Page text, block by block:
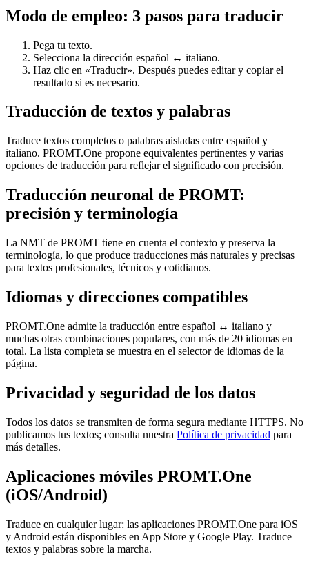
Modo de empleo: 3 pasos para traducir
Pega tu texto.
Selecciona la dirección español ↔ italiano.
Haz clic en «Traducir». Después puedes editar y copiar el
resultado si es necesario.
Traducción de textos y palabras
Traduce textos completos o palabras aisladas entre español y
italiano. PROMT.One propone equivalentes pertinentes y varias
opciones de traducción para reflejar el significado con precisión.
Traducción neuronal de PROMT:
precisión y terminología
La NMT de PROMT tiene en cuenta el contexto y preserva la
terminología, lo que produce traducciones más naturales y precisas
para textos profesionales, técnicos y cotidianos.
Idiomas y direcciones compatibles
PROMT.One admite la traducción entre español ↔ italiano y
muchas otras combinaciones populares, con más de 20 idiomas en
total. La lista completa se muestra en el selector de idiomas de la
página.
Privacidad y seguridad de los datos
Todos los datos se transmiten de forma segura mediante HTTPS. No
publicamos tus textos; consulta nuestra Política de privacidad para
más detalles.
Aplicaciones móviles PROMT.One
(iOS/Android)
Traduce en cualquier lugar: las aplicaciones PROMT.One para iOS
y Android están disponibles en App Store y Google Play. Traduce
textos y palabras sobre la marcha.